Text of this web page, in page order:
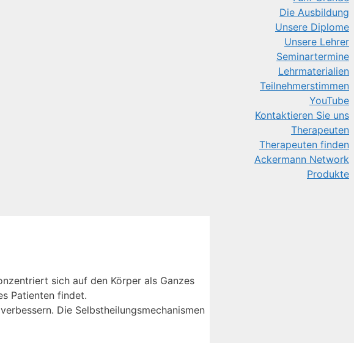
Die Ausbildung
Unsere Diplome
Unsere Lehrer
Seminartermine
Lehrmaterialien
Teilnehmerstimmen
YouTube
Kontaktieren Sie uns
Therapeuten
Therapeuten finden
Ackermann Network
Produkte
sich auf den Körper als Ganzes
Patienten findet.
Die Selbstheilungsmechanismen